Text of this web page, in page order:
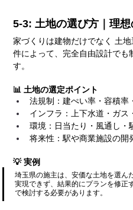
5-3: 土地の選び方｜理
家づくりは建物だけでなく 土
件によって、完全自由設計でも
す。
📊 土地の選定ポイント
法規制：建ぺい率・容積率
インフラ：上下水道・ガス
環境：日当たり・風通し・
将来性：駅や商業施設の開
💡 実例
埼玉県の施主は、安価な土地を選ん
実現できず、結果的にプランを修正
で検討する必要があります。